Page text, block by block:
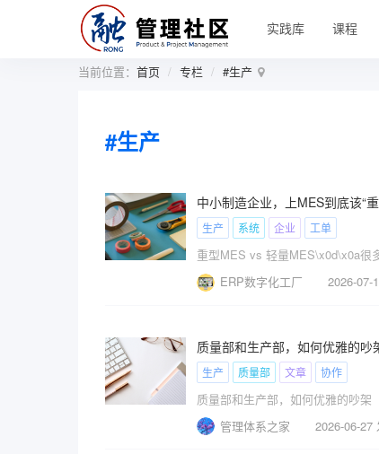
实践库 课程
当前位置： 首页 专栏 #生产
#生产
中小制造企业，上MES到底该“重
生产
系统 企业 工单
重型MES vs 轻量MES\x0d\x0a很
ERP数字化工厂
2026-07-
质量部和生产部，如何优雅的吵
生产
质量部 文章 协作
质量部和生产部，如何优雅的吵架
管理体系之家
2026-06-27